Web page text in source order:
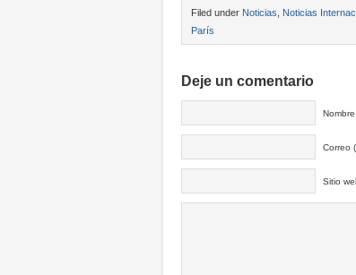
Filed under Noticias Noticias
París
Deje un comentario
Correo
Sitio